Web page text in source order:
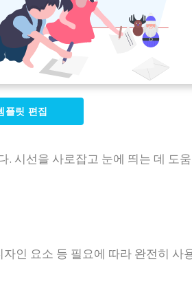
플릿 편집
시선을 사로잡고 눈에 띄는 데 도
인 요소 등 필요에 따라 완전히 사